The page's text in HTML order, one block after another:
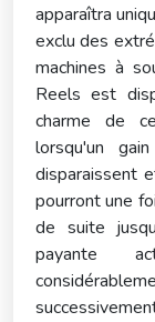
apparaîtra
exclu des
machines à
Reels est
charme de
lorsqu'un
disparaissent
pourront une
de suite
payante